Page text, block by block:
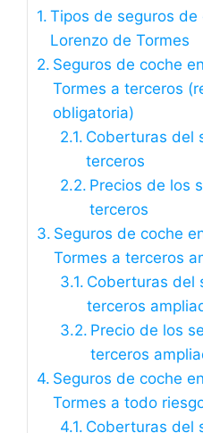
Tipos de seguros de
Lorenzo de Tormes
Seguros de coche
Tormes a terceros
obligatoria)
Coberturas del
terceros
Precios de los
terceros
Seguros de coche
Tormes a terceros
Coberturas del
terceros
Precio de los
terceros
Seguros de coche
Tormes a todo
Coberturas del